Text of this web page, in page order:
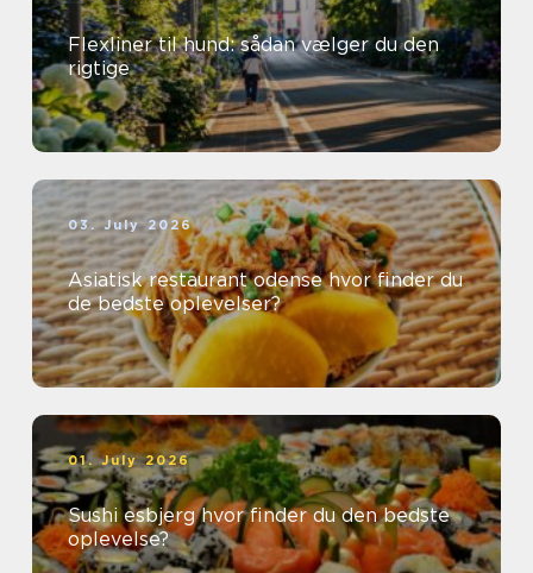
Flexliner til hund: sådan vælger du den
rigtige
03. July 2026
Asiatisk restaurant odense hvor finder du
de bedste oplevelser?
01. July 2026
Sushi esbjerg hvor finder du den bedste
oplevelse?